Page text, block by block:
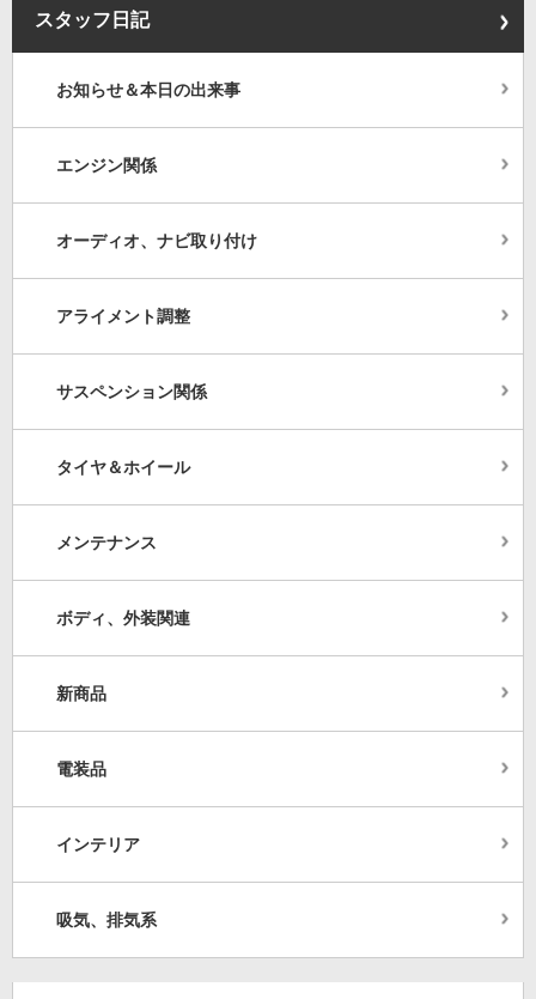
スタッフ日記
お知らせ＆本日の出来事
エンジン関係
オーディオ、ナビ取り付け
アライメント調整
サスペンション関係
タイヤ＆ホイール
メンテナンス
ボディ、外装関連
新商品
電装品
インテリア
吸気、排気系